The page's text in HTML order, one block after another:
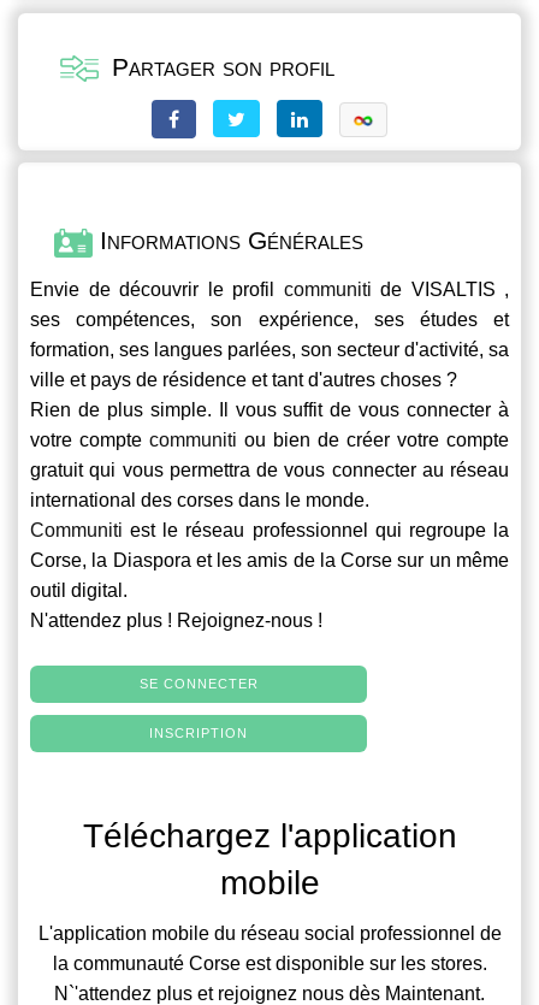
Partager son profil
Informations Générales
Envie de découvrir le profil communiti de VISALTIS ,
ses compétences, son expérience, ses études et
formation, ses langues parlées, son secteur d'activité, sa
ville et pays de résidence et tant d'autres choses ?
Rien de plus simple. Il vous suffit de vous connecter à
votre compte communiti ou bien de créer votre compte
gratuit qui vous permettra de vous connecter au réseau
international des corses dans le monde.
Communiti est le réseau professionnel qui regroupe la
Corse, la Diaspora et les amis de la Corse sur un même
outil digital.
N'attendez plus ! Rejoignez-nous !
SE CONNECTER
INSCRIPTION
Téléchargez l'application
mobile
L'application mobile du réseau social professionnel de
la communauté Corse est disponible sur les stores.
N`'attendez plus et rejoignez nous dès Maintenant.